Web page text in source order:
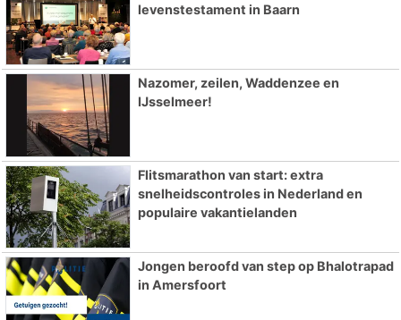
levenstestament in Baarn
Nazomer, zeilen, Waddenzee en
IJsselmeer!
Flitsmarathon van start: extra
snelheidscontroles in Nederland en
populaire vakantielanden
Jongen beroofd van step op Bhalotrapad
in Amersfoort